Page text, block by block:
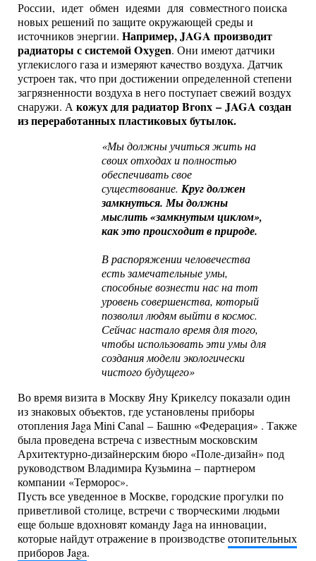
России, идет обмен идеями для совместного поиска
новых решений по защите окружающей среды и
источников энергии. Например, JAGA производит
радиаторы с системой Oxygen. Они имеют датчики
углекислого газа и измеряют качество воздуха. Датчик
устроен так, что при достижении определенной степени
загрязненности воздуха в него поступает свежий воздух
снаружи. Акожух для радиатор Bronx – JAGA создан
из переработанных пластиковых бутылок.
«Мы должны учиться жить на
своих отходах и полностью
обеспечивать свое
существование. Круг должен
замкнуться. Мы должны
мыслить «замкнутым циклом»,
как это происходит в природе.
В распоряжении человечества
есть замечательные умы,
способные вознести нас на тот
уровень совершенства, который
позволил людям выйти в космос.
Сейчас настало время для того,
чтобы использовать эти умы для
создания модели экологически
чистого будущего»
Во время визита в Москву Яну Крикелсу показали один
из знаковых объектов, где установлены приборы
отопления Jaga Mini Canal – Башню «Федерация» . Также
была проведена встреча с известным московским
Архитектурно-дизайнерским бюро «Поле-дизайн» под
руководством Владимира Кузьмина – партнером
компании «Терморос».
Пусть все уведенное в Москве, городские прогулки по
приветливой столице, встречи с творческими людьми
еще больше вдохновят команду Jaga на инновации,
которые найдут отражение в производствеотопительных
приборов Jaga.